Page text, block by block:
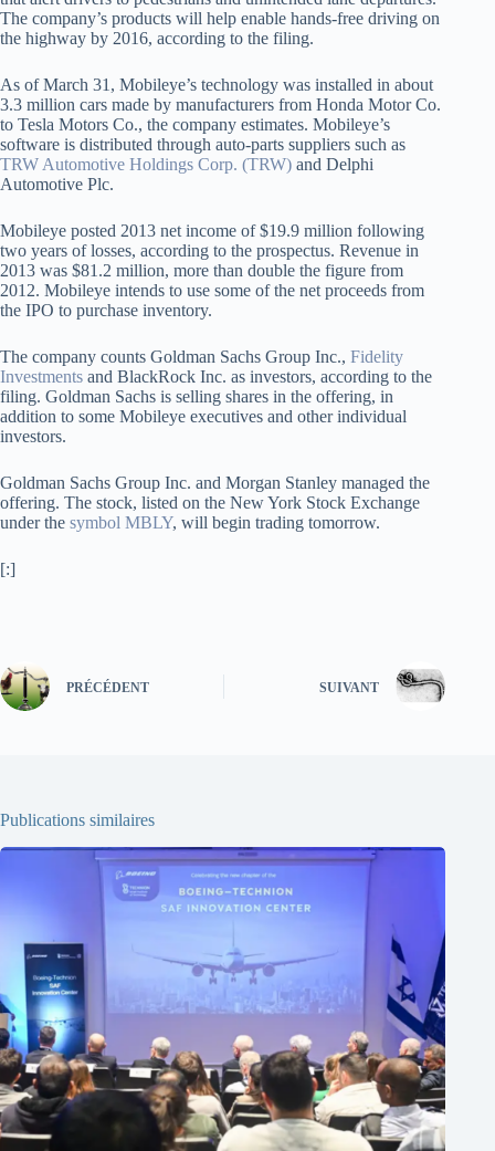
The company’s products will help enable hands-free driving on
the highway by 2016, according to the filing.
As of March 31, Mobileye’s technology was installed in about
3.3 million cars made by manufacturers from Honda Motor Co.
to Tesla Motors Co., the company estimates. Mobileye’s
software is distributed through auto-parts suppliers such as
TRW Automotive Holdings Corp. (TRW) and Delphi
Automotive Plc.
Mobileye posted 2013 net income of $19.9 million following
two years of losses, according to the prospectus. Revenue in
2013 was $81.2 million, more than double the figure from
2012. Mobileye intends to use some of the net proceeds from
the IPO to purchase inventory.
The company counts Goldman Sachs Group Inc., Fidelity
Investments and BlackRock Inc. as investors, according to the
filing. Goldman Sachs is selling shares in the offering, in
addition to some Mobileye executives and other individual
investors.
Goldman Sachs Group Inc. and Morgan Stanley managed the
offering. The stock, listed on the New York Stock Exchange
under the symbol MBLY, will begin trading tomorrow.
[:]
PRÉCÉDENT SUIVANT
Publications similaires